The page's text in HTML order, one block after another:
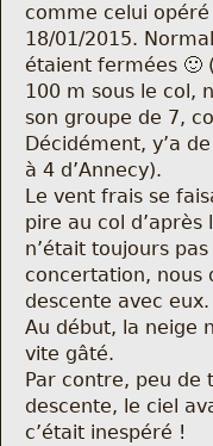
Crazy Gums
Rechercher
comme celui
18/01/2015.
étaient fermées 🙂
100 m sous le col,
son groupe de 7,
Décidément, y’a
à 4 d’Annecy).
Le vent frais se
pire au col
n’était toujours
concertation, nous
descente avec eux.
Au début, la neige
vite gâté.
Par contre, peu de
descente, le ciel
c’était inespéré !